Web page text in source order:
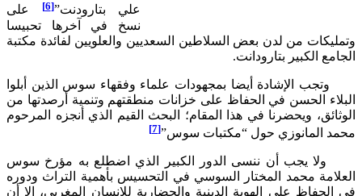
علي بتارودنت”
على
نسخ في آخرها تحبيسا
من لدن بعض السلاطين السعديين والعلويين لفائدة مكتبة
الكبير بتارودانت.
الإشادة أيضا بمجهودات علماء وفقهاء سوس الذين أبلوا
الحسن في الحفاظ على خزانات منطقتهم وتنمية أرصدتها من
ويحضرنا في هذا المقام؛ البحث القيم الذي أنجزه المرحوم
المانوزي حول “مكتبات سوس”
يجب أن ننسى الدور الكبير الذي اضطلع به مؤرخ سوس
محمد المختار السوسي في التحسيس بأهمية التراث ودوره
على الهوية الدينية والحضارية للإنسان المغربي، إلا أن